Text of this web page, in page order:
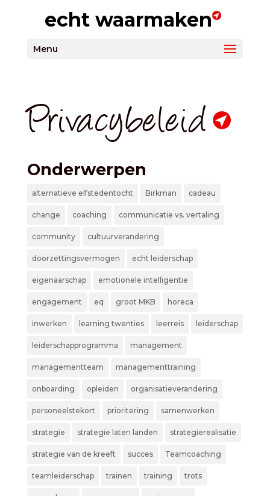
echt waarmaken
Menu
Privacybeleid
Onderwerpen
alternatieve elfstedentocht Birkman cadeau
change coaching communicatie vs. vertaling
community cultuurverandering
doorzettingsvermogen echt leiderschap
eigenaarschap emotionele intelligentie
engagement eq groot MKB horeca
inwerken learning twenties leerreis leiderschap
leiderschapprogramma management
managementteam managementtraining
onboarding opleiden organisatieverandering
personeelstekort prioritering samenwerken
strategie strategie laten landen strategierealisatie
strategie van de kreeft succes Teamcoaching
teamleiderschap trainen training trots